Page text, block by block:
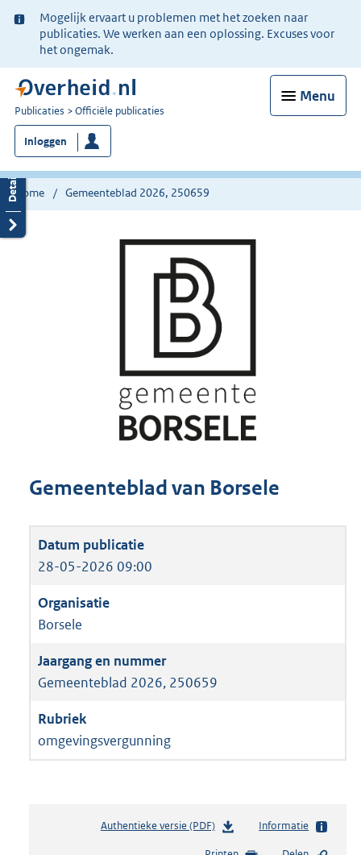
Ter
informatie:
Mogelijk ervaart u problemen met het zoeken naar
publicaties. We werken aan een oplossing. Excuses voor
het ongemak.
Menu
U
bent
nu
hier:
Publicaties Officiële publicaties
Inloggen
Home Gemeenteblad 2026, 250659
Gemeenteblad van Borsele
28-05-2026 09:00
Borsele
Gemeenteblad 2026, 250659
omgevingsvergunning
Authentieke versie (PDF)b
Informatie